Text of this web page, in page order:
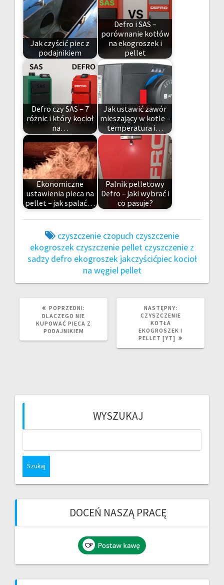
Jak czyścić piec z
podajnikiem
Defro i SAS –
porównanie kotłów
na ekogroszek i
pellet
Defro czy SAS – 7
różnic i który kocioł
na…
Jak ustawić zawór
mieszający w kotle –
temperatura i…
Ekonomiczne
ustawienia pieca na
pellet – jak spalać…
Palnik pelletowy
Defro – jaki wybrać i
co pasuje?
czyszczenie czopuch czyszczenie
ekogroszek czyszczenie pellet czyszczenie z
sadzy defro ekogroszek jakczyścićpiec kocioł
na węgiel pellet
POPRZEDNI:
DLACZEGO NIE
KUPOWAĆ PIECA Z
PODAJNIKIEM
NASTĘPNY:
WPIS:
CZYSZCZENIE
KOTŁA
EKOGROSZEK I
PELLET [YT]
WYSZUKAJ
DOCEŃ NASZĄ PRACĘ